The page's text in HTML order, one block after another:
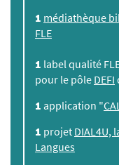
1 médiathèque
FLE
1 label qualité
pour le pôle DEFI
1 application "
1 projet DIAL4U,
Langues